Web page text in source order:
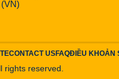
CONTACT USFAQĐIỀU KHOẢN
rights reserved.